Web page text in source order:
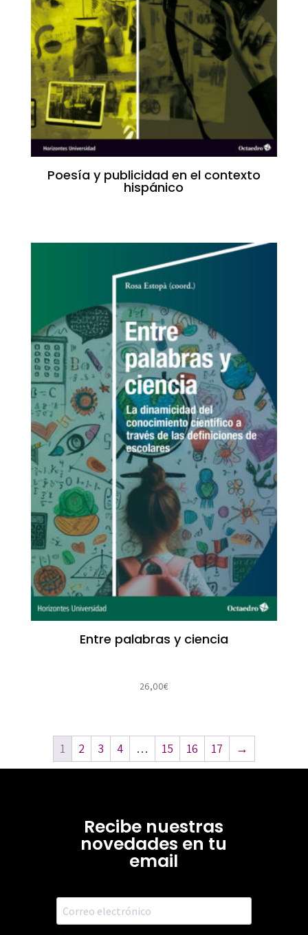
Poesía y publicidad en el contexto
hispánico
Entre palabras y ciencia
26,00€
1 2 3 4 … 15 16 17 →
Recibe nuestras
novedades en tu
email